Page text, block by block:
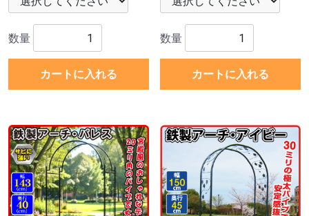
数量
カートに入れる
数量
カートに入れる